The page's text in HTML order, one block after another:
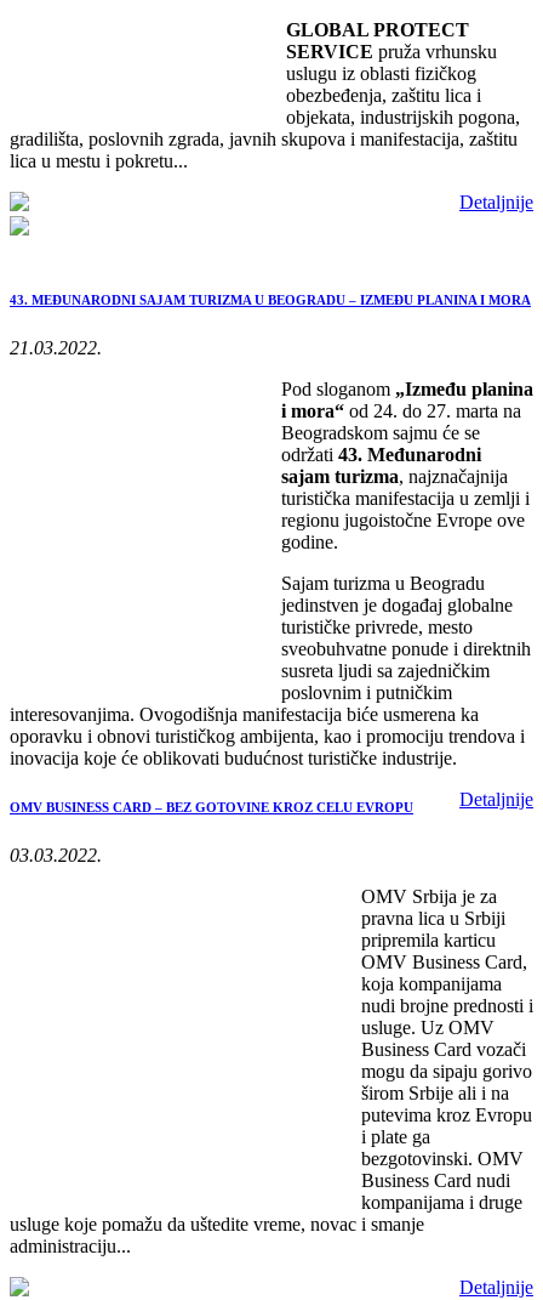
GLOBAL PROTECT
SERVICE pruža vrhunsku
uslugu iz oblasti fizičkog
obezbeđenja, zaštitu lica i
objekata, industrijskih pogona,
gradilišta, poslovnih zgrada, javnih skupova i manifestacija, zaštitu
lica u mestu i pokretu...
Detaljnije
43. MEĐUNARODNI SAJAM TURIZMA U BEOGRADU – IZMEĐU PLANINA I MORA
21.03.2022.
Pod sloganom „Između planina
i mora“ od 24. do 27. marta na
Beogradskom sajmu će se
održati 43. Međunarodni
sajam turizma, najznačajnija
turistička manifestacija u zemlji i
regionu jugoistočne Evrope ove
godine.
Sajam turizma u Beogradu
jedinstven je događaj globalne
turističke privrede, mesto
sveobuhvatne ponude i direktnih
susreta ljudi sa zajedničkim
poslovnim i putničkim
interesovanjima. Ovogodišnja manifestacija biće usmerena ka
oporavku i obnovi turističkog ambijenta, kao i promociju trendova i
inovacija koje će oblikovati budućnost turističke industrije.
Detaljnije
OMV BUSINESS CARD – BEZ GOTOVINE KROZ CELU EVROPU
03.03.2022.
OMV Srbija je za
pravna lica u Srbiji
pripremila karticu
OMV Business Card,
koja kompanijama
nudi brojne prednosti i
usluge. Uz OMV
Business Card vozači
mogu da sipaju gorivo
širom Srbije ali i na
putevima kroz Evropu
i plate ga
bezgotovinski. OMV
Business Card nudi
kompanijama i druge
usluge koje pomažu da uštedite vreme, novac i smanje
administraciju...
Detaljnije